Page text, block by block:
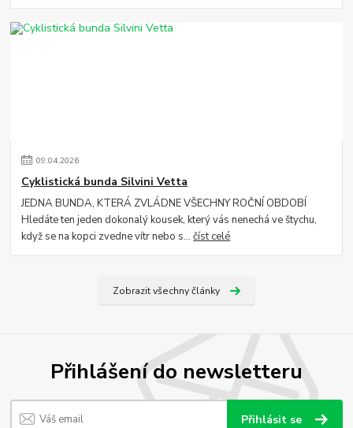
09.04.2026
Cyklistická bunda Silvini Vetta
JEDNA BUNDA, KTERÁ ZVLÁDNE VŠECHNY ROČNÍ OBDOBÍ
Hledáte ten jeden dokonalý kousek, který vás nenechá ve štychu,
když se na kopci zvedne vítr nebo s...číst celé
Zobrazit všechny články
Přihlášení do newsletteru
Přihlásit se